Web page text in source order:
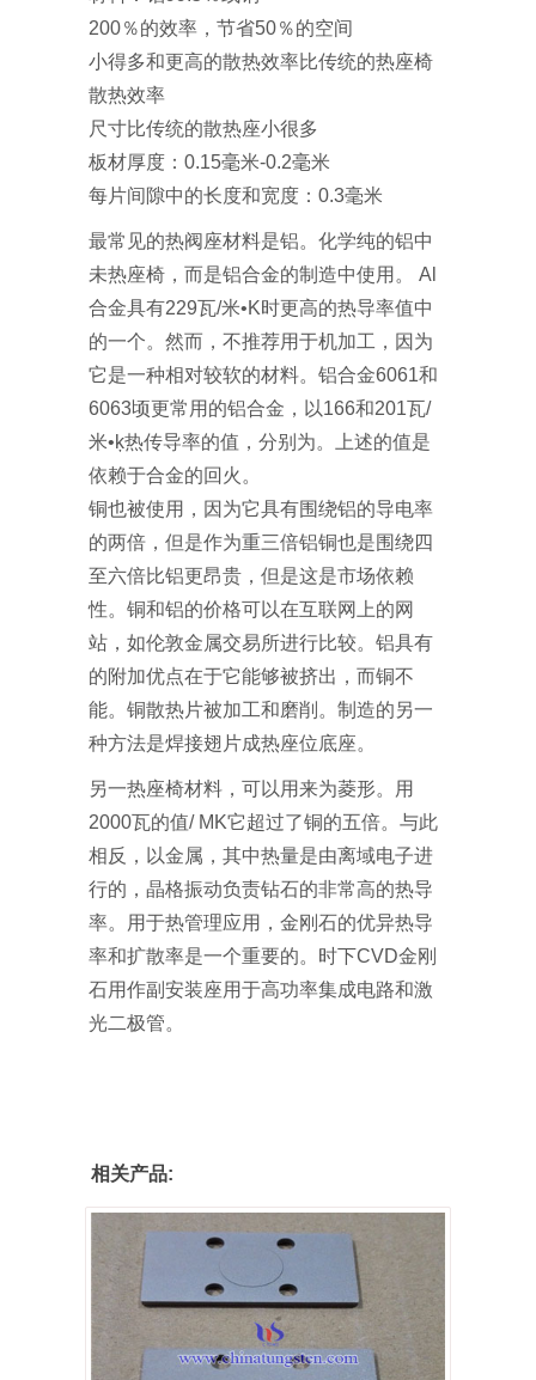
200％的效率，节省50％的空间
小得多和更高的散热效率比传统的热座椅
散热效率
尺寸比传统的散热座小很多
板材厚度：0.15毫米-0.2毫米
每片间隙中的长度和宽度：0.3毫米
最常见的热阀座材料是铝。化学纯的铝中
未热座椅，而是铝合金的制造中使用。 Al
合金具有229瓦/米•K时更高的热导率值中
的一个。然而，不推荐用于机加工，因为
它是一种相对较软的材料。铝合金6061和
6063顷更常用的铝合金，以166和201瓦/
米•ķ热传导率的值，分别为。上述的值是
依赖于合金的回火。
铜也被使用，因为它具有围绕铝的导电率
的两倍，但是作为重三倍铝铜也是围绕四
至六倍比铝更昂贵，但是这是市场依赖
性。铜和铝的价格可以在互联网上的网
站，如伦敦金属交易所进行比较。铝具有
的附加优点在于它能够被挤出，而铜不
能。铜散热片被加工和磨削。制造的另一
种方法是焊接翅片成热座位底座。
另一热座椅材料，可以用来为菱形。用
2000瓦的值/ MK它超过了铜的五倍。与此
相反，以金属，其中热量是由离域电子进
行的，晶格振动负责钻石的非常高的热导
率。用于热管理应用，金刚石的优异热导
率和扩散率是一个重要的。时下CVD金刚
石用作副安装座用于高功率集成电路和激
光二极管。
相关产品: